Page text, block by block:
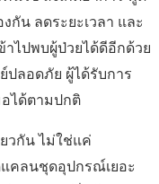
กัน ลดระยะเวลา และ
าไปพบผู้ป่วยได้ดีอีกด้วย
ปลอดภัย ผู้ได้รับการ
ได้ตามปกติ
วกัน ไม่ใช่แค่
แคลนชุดอุปกรณ์เยอะ